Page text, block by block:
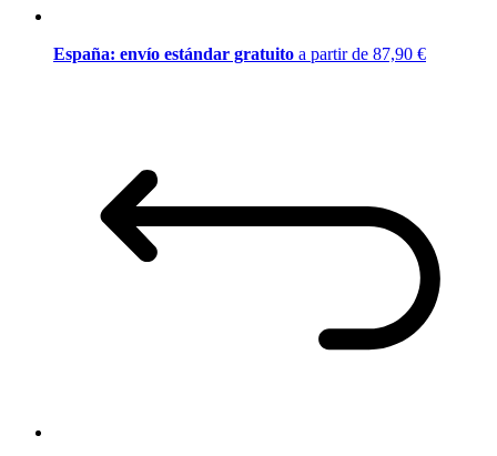
España: envío estándar gratuito a partir de 87,90 €